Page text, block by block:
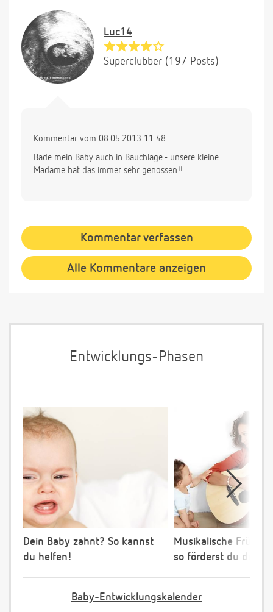
Luc14
Superclubber (197 Posts)
Kommentar vom 08.05.2013 11:48
Bade mein Baby auch in Bauchlage - unsere kleine
Madame hat das immer sehr genossen!!
Kommentar verfassen
Alle Kommentare anzeigen
Entwicklungs-Phasen
Dein Baby zahnt? So kannst
du helfen!
Musikalische
so förderst du dein
Baby-Entwicklungskalender